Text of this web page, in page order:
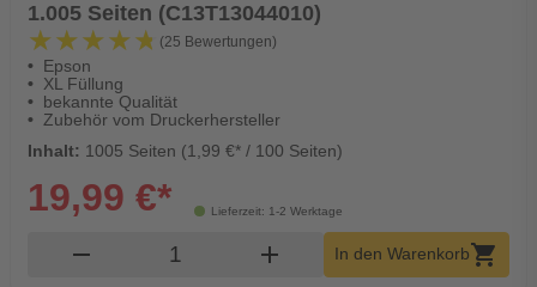
1.005 Seiten (C13T13044010)
★★★★★
★★★★★ (25 Bewertungen)
Epson
XL Füllung
bekannte Qualität
Zubehör vom Druckerhersteller
Inhalt: 1005 Seiten (1,99 €* / 100 Seiten)
Lieferzeit: 1-2 Werktage
19,99 €*
remove Produkt Warenkorb Menge
add In den Warenkorbshopping_cart